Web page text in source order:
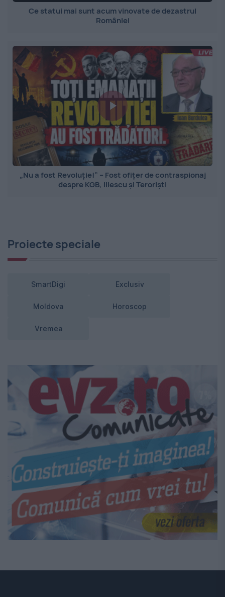
Ce statui mai sunt acum vinovate de dezastrul
României
„Nu a fost Revoluție!” – Fost ofițer de contraspionaj
despre KGB, Iliescu și Teroriști
Proiecte speciale
SmartDigi Exclusiv
Moldova Horoscop
Vremea